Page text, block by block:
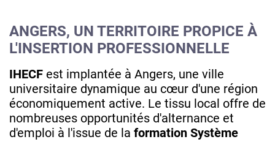
ANGERS, UN TERRITOIRE PROPICE À
L'INSERTION PROFESSIONNELLE
IHECF est implantée à Angers, une ville
universitaire dynamique au cœur d'une région
économiquement active. Le tissu local offre de
nombreuses opportunités d'alternance et
d'emploi à l'issue de la formation Système